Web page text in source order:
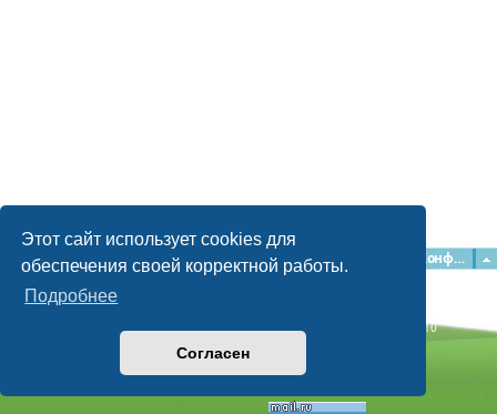
Этот сайт использует cookies для
обеспечения своей корректной работы.
Подробнее
Согласен
Главная Форумы Конфиденциальность
Наша команда
Time: 0.070s| Peak Memory Usage: 2.15 МБ | GZIP: Off |
Queries: 10
© phpBB Guru, 2004—2026
Powered by
Style byArtodia